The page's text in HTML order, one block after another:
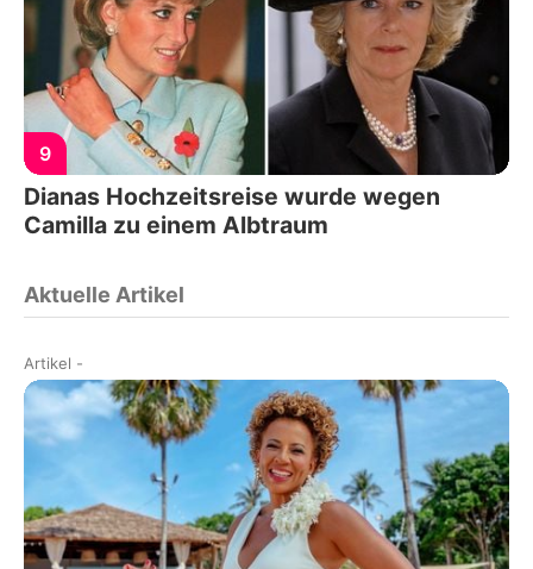
9
Dianas Hochzeitsreise wurde wegen
Camilla zu einem Albtraum
Aktuelle Artikel
Artikel -